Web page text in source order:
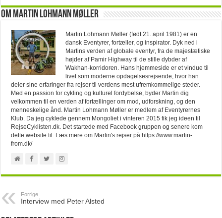
Om Martin Lohmann Møller
Martin Lohmann Møller (født 21. april 1981) er en
dansk Eventyrer, fortæller, og inspirator. Dyk ned i
Martins verden af globale eventyr, fra de majestætiske
højder af Pamir Highway til de stille dybder af
Wakhan-korridoren. Hans hjemmeside er et vindue til
livet som moderne opdagelsesrejsende, hvor han
deler sine erfaringer fra rejser til verdens mest ufremkommelige steder.
Med en passion for cykling og kulturel fordybelse, byder Martin dig
velkommen til en verden af fortællinger om mod, udforskning, og den
menneskelige ånd. Martin Lohmann Møller er medlem af Eventyrernes
Klub. Da jeg cyklede gennem Mongoliet i vinteren 2015 fik jeg ideen til
RejseCyklisten.dk. Det startede med Facebook gruppen og senere kom
dette website til. Læs mere om Martin's rejser på https://www.martin-
from.dk/
Forrige
Interview med Peter Alsted